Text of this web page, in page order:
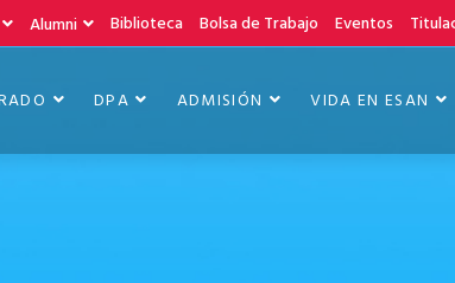
Alumni Biblioteca Bolsa de Trabajo Eventos
DPA ADMISIÓN VIDA EN ESAN